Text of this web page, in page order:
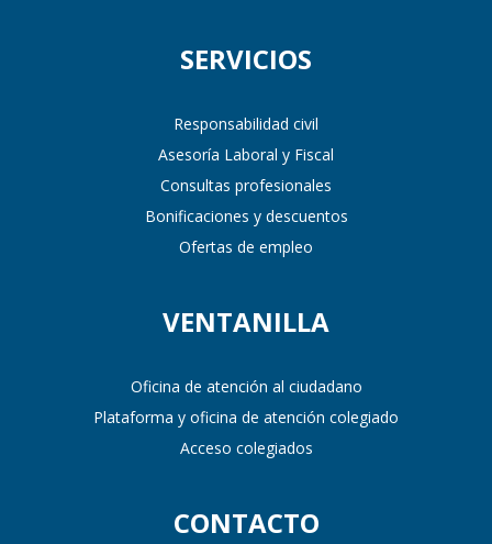
SERVICIOS
Responsabilidad civil
Asesoría Laboral y Fiscal
Consultas profesionales
Bonificaciones y descuentos
Ofertas de empleo
VENTANILLA
Oficina de atención al ciudadano
Plataforma y oficina de atención colegiado
Acceso colegiados
CONTACTO